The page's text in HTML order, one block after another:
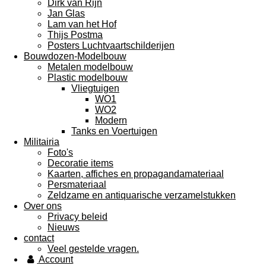
Dirk van Rijn
Jan Glas
Lam van het Hof
Thijs Postma
Posters Luchtvaartschilderijen
Bouwdozen-Modelbouw
Metalen modelbouw
Plastic modelbouw
Vliegtuigen
WO1
WO2
Modern
Tanks en Voertuigen
Militairia
Foto's
Decoratie items
Kaarten, affiches en propagandamateriaal
Persmateriaal
Zeldzame en antiquarische verzamelstukken
Over ons
Privacy beleid
Nieuws
contact
Veel gestelde vragen.
Account